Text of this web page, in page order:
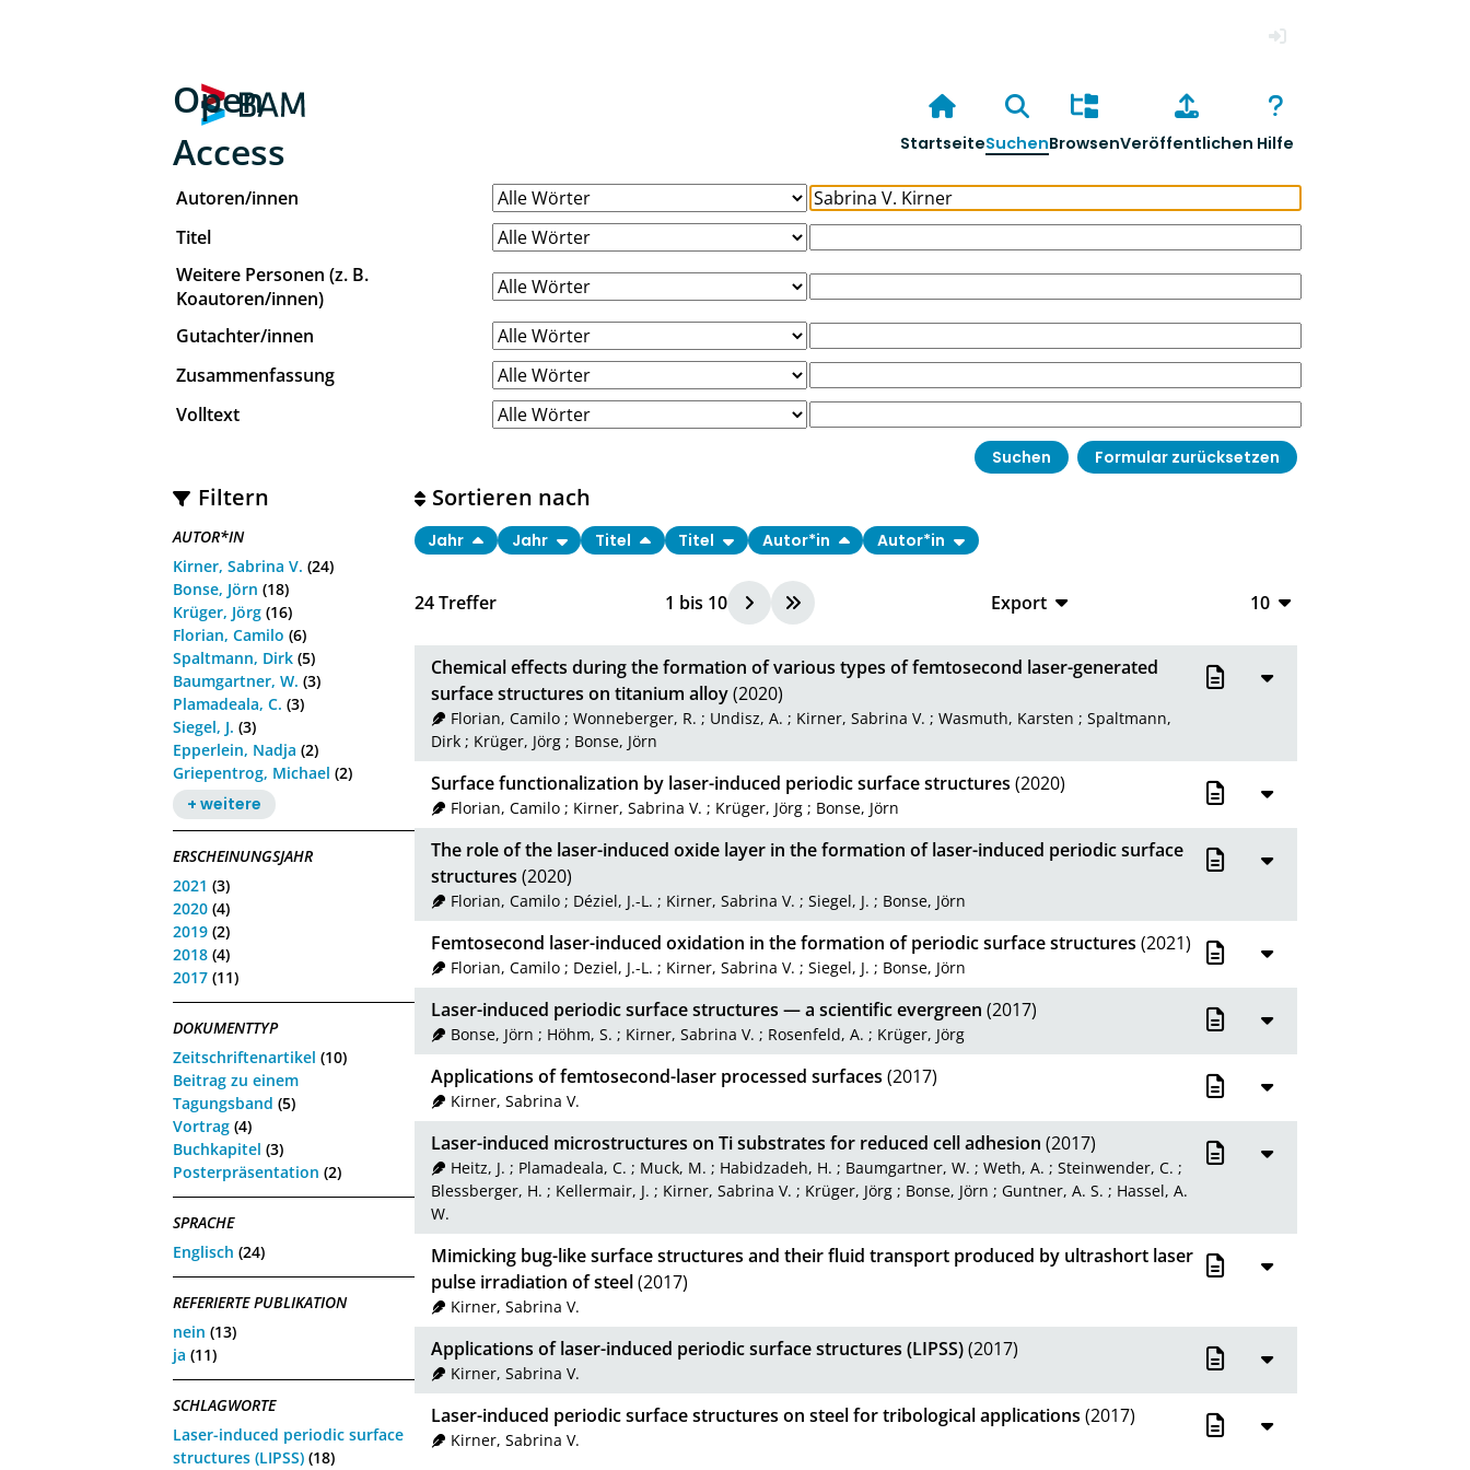
Open
Access
StartseiteSuchenBrowsenVeröffentlichen Hilfe
Autoren/innen
Titel
Weitere Personen (z. B.
Koautoren/innen)
Gutachter/innen
Zusammenfassung
Volltext
Filtern
AUTOR*IN
Kirner, Sabrina V. (24)
Bonse, Jörn (18)
Krüger, Jörg (16)
Florian, Camilo (6)
Spaltmann, Dirk (5)
Baumgartner, W. (3)
Plamadeala, C. (3)
Siegel, J. (3)
Epperlein, Nadja (2)
Griepentrog, Michael (2)
+ weitere
ERSCHEINUNGSJAHR
2021 (3)
2020 (4)
2019 (2)
2018 (4)
2017 (11)
DOKUMENTTYP
Zeitschriftenartikel (10)
Beitrag zu einem
Tagungsband (5)
Vortrag (4)
Buchkapitel (3)
Posterpräsentation (2)
SPRACHE
Englisch (24)
REFERIERTE PUBLIKATION
nein (13)
ja (11)
SCHLAGWORTE
Laser-induced periodic surface
structures (LIPSS) (18)
24Treffer 1 bis 10
Export
RIS
XML
10
20
100
Sortieren nach
Jahr Jahr Titel Titel Autor*in Autor*in
Chemical effects during the formation of various types of femtosecond laser-generated
surface structures on titanium alloy(2020)
Florian, Camilo ;Wonneberger, R. ; Undisz, A. ; Kirner, Sabrina V. ;Wasmuth, Karsten ;Spaltmann,
Dirk; Krüger, Jörg; Bonse, Jörn
Surface functionalization by laser-induced periodic surface structures (2020)
Florian, Camilo ; Kirner, Sabrina V. ; Krüger, Jörg ; Bonse, Jörn
The role of the laser-induced oxide layer in the formation of laser-induced periodic surface
structures (2020)
Florian, Camilo ; Déziel, J.-L. ; Kirner, Sabrina V. ;Siegel, J. ; Bonse, Jörn
Femtosecond laser-induced oxidation in the formation of periodic surface structures (2021)
Florian, Camilo ; Deziel, J.-L. ; Kirner, Sabrina V. ;Siegel, J. ; Bonse, Jörn
Laser-induced periodic surface structures — a scientific evergreen (2017)
Bonse, Jörn ; Höhm, S. ; Kirner, Sabrina V. ; Rosenfeld, A. ; Krüger, Jörg
Applications of femtosecond-laser processed surfaces (2017)
Kirner, Sabrina V.
Laser-induced microstructures on Ti substrates for reduced cell adhesion (2017)
Heitz, J. ; Plamadeala, C. ; Muck, M. ; Habidzadeh, H. ; Baumgartner, W. ;Weth, A. ;Steinwender, C. ;
Blessberger, H. ; Kellermair, J. ; Kirner, Sabrina V. ; Krüger, Jörg; Bonse, Jörn ; Guntner, A. S. ; Hassel, A.
W.
Mimicking bug-like surface structures and their fluid transport produced by ultrashort laser
pulse irradiation of steel(2017)
Kirner, Sabrina V.
Applications of laser-induced periodic surface structures (LIPSS)(2017)
Kirner, Sabrina V.
Laser-induced periodic surface structures on steel for tribological applications (2017)
Kirner, Sabrina V.